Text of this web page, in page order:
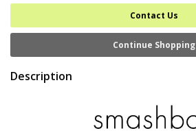
Contact Us
Continue Shopping
Description